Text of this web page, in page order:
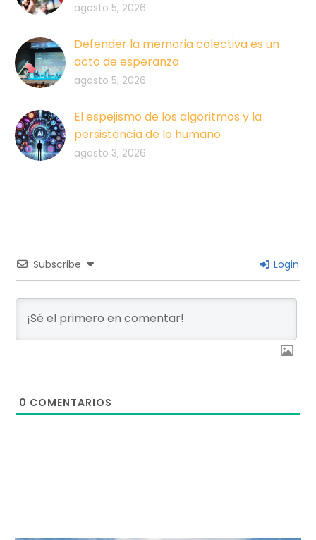
agosto 5, 2026
Defender la memoria colectiva es un
acto de esperanza
agosto 5, 2026
El espejismo de los algoritmos y la
persistencia de lo humano
agosto 3, 2026
Subscribe Login
0 COMENTARIOS